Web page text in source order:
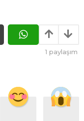
1 paylaşım